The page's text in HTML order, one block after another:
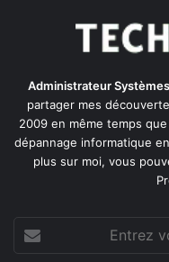
Administrateur Systèmes
partager mes
2009 en même temps
dépannage informatique
plus sur moi, vous
votre